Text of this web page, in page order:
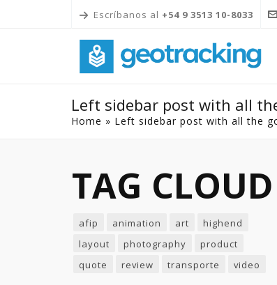
Escríbanos al +54 9 3513 10-8033
Left sidebar post with all
Home » Left sidebar post with all the
TAG CLOUD
afip animation art
highend
layout
photography
product
quote
review transporte video